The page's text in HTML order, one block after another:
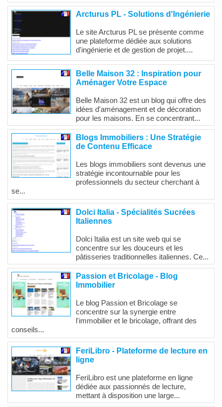
Arcturus PL - Solutions d'Ingénierie
Le site Arcturus PL se présente comme
une plateforme dédiée aux solutions
d'ingénierie et de gestion de projet....
Belle Maison 32 : Inspiration pour
Aménager Votre Espace
Belle Maison 32 est un blog qui offre des
idées d'aménagement et de décoration
pour les maisons. En se concentrant...
Blogs Immobiliers : Une Stratégie
de Contenu Efficace
Les blogs immobiliers sont devenus une
stratégie incontournable pour les
professionnels du secteur cherchant à
se...
Dolci Italia - Spécialités Sucrées
Italiennes
Dolci Italia est un site web qui se
concentre sur les douceurs et les
pâtisseries traditionnelles italiennes. Ce...
Passion et Bricolage - Blog
Immobilier
Le blog Passion et Bricolage se
concentre sur la synergie entre
l'immobilier et le bricolage, offrant des
conseils...
FeriLibro - Plateforme de lecture en
ligne
FeriLibro est une plateforme en ligne
dédiée aux passionnés de lecture,
mettant à disposition une large...